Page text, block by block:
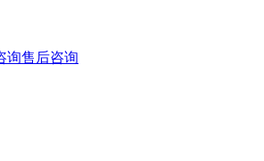
询售后咨询